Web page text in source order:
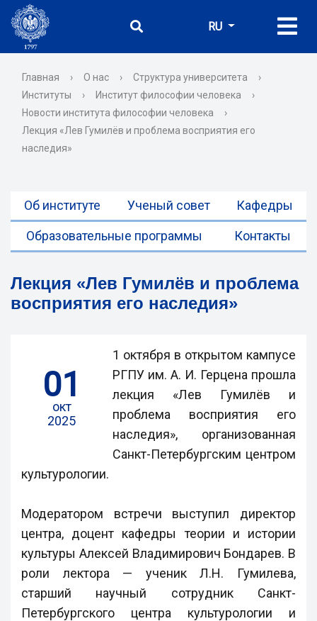
RU
Главная › О нас › Структура университета
›
Институты
› Институт философии человека
›
Новости института философии человека
›
Лекция «Лев Гумилёв и проблема восприятия его
наследия»
Об институте Ученый совет Кафедры
Образовательные программы Контакты
Лекция «Лев Гумилёв и проблема
восприятия его наследия»
01
окт
2025
1 октября в открытом кампусе
РГПУ им. А. И. Герцена прошла
лекция «Лев Гумилёв и
проблема восприятия его
наследия», организованная
Санкт-Петербургским центром
культурологии.
Модератором встречи выступил директор
центра, доцент кафедры теории и истории
культуры Алексей Владимирович Бондарев. В
роли лектора — ученик Л.Н. Гумилева,
старший научный сотрудник Санкт-
Петербургского центра культурологии и